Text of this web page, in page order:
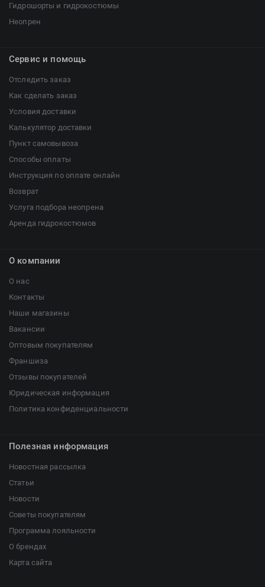
Гидрошорты и гидрокостюмы
Неопрен
Сервис и помощь
Отследить заказ
Как сделать заказ
Условия доставки
Калькулятор доставки
Пункт самовывоза
Способы оплаты
Инструкция по оплате онлайн
Возврат
Услуга подбора неопрена
Аренда гидрокостюмов
О компании
О нас
Контакты
Наши магазины
Вакансии
Оптовым покупателям
Франшиза
Отзывы покупателей
Юридическая информация
Политика конфиденциальности
Полезная информация
Новостная рассылка
Статьи
Новости
Советы покупателям
Программа лояльности
О брендах
Карта сайта